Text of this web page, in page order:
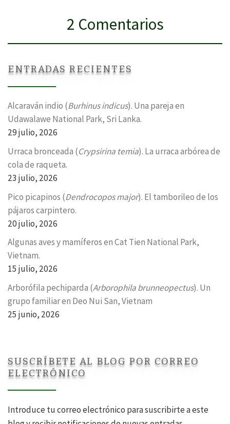
2 Comentarios
ENTRADAS RECIENTES
Alcaraván indio (Burhinus indicus). Una pareja en
Udawalawe National Park, Sri Lanka.
29 julio, 2026
Urraca bronceada (Crypsirina temia). La urraca arbórea de
cola de raqueta.
23 julio, 2026
Pico picapinos (Dendrocopos major). El tamborileo de los
pájaros carpintero.
20 julio, 2026
Algunas aves y mamíferos en Cat Tien National Park,
Vietnam.
15 julio, 2026
Arborófila pechiparda (Arborophila brunneopectus). Un
grupo familiar en Deo Nui San, Vietnam
25 junio, 2026
SUSCRÍBETE AL BLOG POR CORREO
ELECTRÓNICO
Introduce tu correo electrónico para suscribirte a este